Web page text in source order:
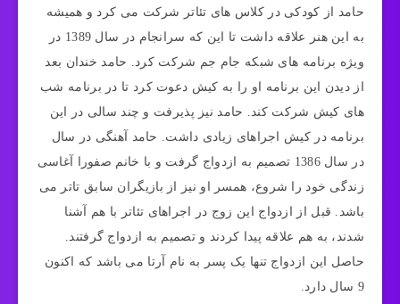
حامد از کودکی در کلاس های تئاتر شرکت می کرد و همیشه
به این هنر علاقه داشت تا این که سرانجام در سال 1389 در
ویژه برنامه های شبکه جام جم شرکت کرد. حامد خندان بعد
از دیدن این برنامه او را به کیش دعوت کرد تا در برنامه شب
های کیش شرکت کند. حامد نیز پذیرفت و چند سالی در این
برنامه در کیش اجراهای زیادی داشت. حامد آهنگی در سال
در سال 1386 تصمیم به ازدواج گرفت و با خانم صفورا آغاسی
زندگی خود را شروع، همسر او نیز از بازیگران سابق تاتر می
باشد. قبل از ازدواج این زوج در اجراهای تئاتر با هم آشنا
شدند، به هم علاقه پیدا کردند و تصمیم به ازدواج گرفتند.
حاصل این ازدواج تنها یک پسر به نام آرتا می باشد که اکنون
9 سال دارد.